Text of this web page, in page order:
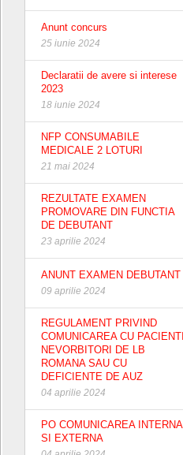
Anunt concurs
25 iunie 2024
Declaratii de avere si interese
2023
18 iunie 2024
NFP CONSUMABILE
MEDICALE 2 LOTURI
21 mai 2024
REZULTATE EXAMEN
PROMOVARE DIN FUNCTIA
DE DEBUTANT
23 aprilie 2024
ANUNT EXAMEN DEBUTANT
09 aprilie 2024
REGULAMENT PRIVIND
COMUNICAREA CU PACIENTII
NEVORBITORI DE LB
ROMANA SAU CU
DEFICIENTE DE AUZ
04 aprilie 2024
PO COMUNICAREA INTERNA
SI EXTERNA